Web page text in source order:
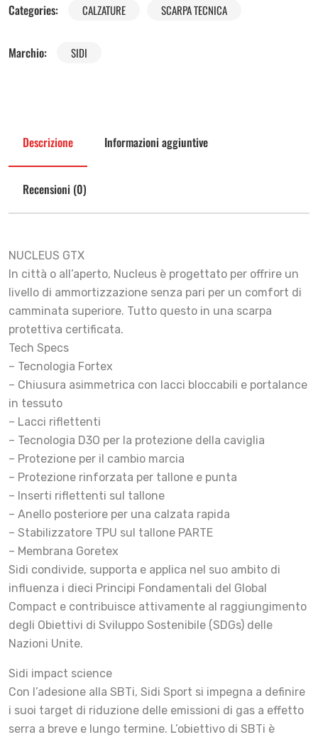
Categories:
CALZATURE SCARPA TECNICA
Marchio: SIDI
Descrizione Informazioni aggiuntive
Recensioni (0)
NUCLEUS GTX
In città o all’aperto, Nucleus è progettato per offrire un
livello di ammortizzazione senza pari per un comfort di
camminata superiore. Tutto questo in una scarpa
protettiva certificata.
Tech Specs
– Tecnologia Fortex
– Chiusura asimmetrica con lacci bloccabili e portalance
in tessuto
– Lacci riflettenti
– Tecnologia D3O per la protezione della caviglia
– Protezione per il cambio marcia
– Protezione rinforzata per tallone e punta
– Inserti riflettenti sul tallone
– Anello posteriore per una calzata rapida
– Stabilizzatore TPU sul tallone PARTE
– Membrana Goretex
Sidi condivide, supporta e applica nel suo ambito di
influenza i dieci Principi Fondamentali del Global
Compact e contribuisce attivamente al raggiungimento
degli Obiettivi di Sviluppo Sostenibile (SDGs) delle
Nazioni Unite.
Sidi impact science
Con l’adesione alla SBTi, Sidi Sport si impegna a definire
i suoi target di riduzione delle emissioni di gas a effetto
serra a breve e lungo termine. L’obiettivo di SBTi è